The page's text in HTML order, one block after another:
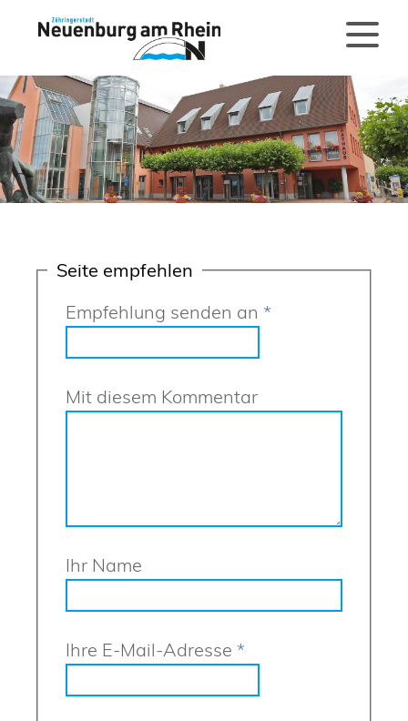
Seite empfehlen
Empfehlung senden an *
Mit diesem Kommentar
Ihr Name
Ihre E-Mail-Adresse *